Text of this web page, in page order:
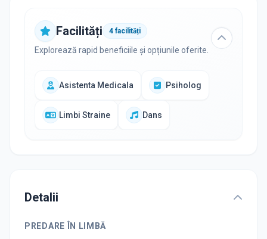
Facilități 4 facilități
Explorează rapid beneficiile și opțiunile oferite.
Asistenta Medicala Psiholog
Limbi Straine Dans
Detalii
PREDARE ÎN LIMBĂ